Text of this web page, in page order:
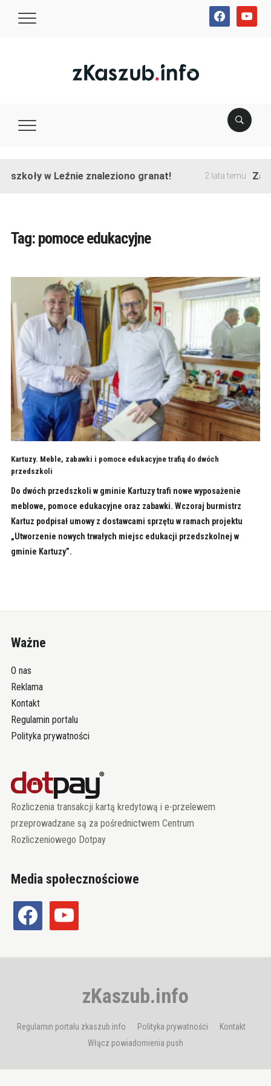
facebookyoutube
szkoły w Leźnie znaleziono granat! 2 lata temu
Tag: pomoce edukacyjne
Kartuzy. Meble, zabawki i pomoce edukacyjne trafią do dwóch
przedszkoli
Do dwóch przedszkoli w gminie Kartuzy trafi nowe wyposażenie
meblowe, pomoce edukacyjne oraz zabawki. Wczoraj burmistrz
Kartuz podpisał umowy z dostawcami sprzętu w ramach projektu
„Utworzenie nowych trwałych miejsc edukacji przedszkolnej w
gminie Kartuzy”.
Ważne
O nas
Reklama
Kontakt
Regulamin portalu
Polityka prywatności
Rozliczenia transakcji kartą kredytową i e-przelewem
przeprowadzane są za pośrednictwem Centrum
Rozliczeniowego Dotpay
Media społecznościowe
facebook youtube
zKaszub.info
Regulamin portalu zkaszub.info Polityka prywatności
Kontakt
Włącz powiadomienia push